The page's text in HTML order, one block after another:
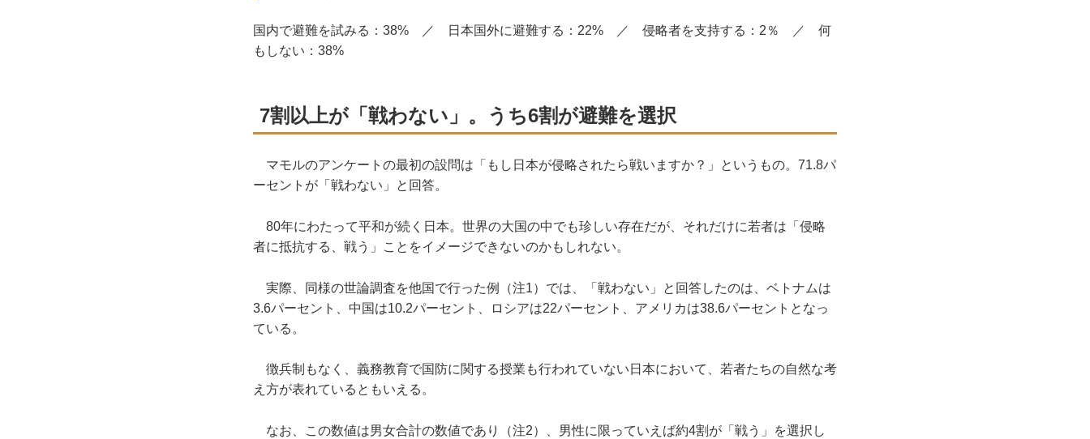
国内で避難を試みる：38% ／ 日本国外に避難する：22% ／ 侵略者を支持する：2％ ／ 何
もしない：38%
7割以上が「戦わない」。うち6割が避難を選択
マモルのアンケートの最初の設問は「もし日本が侵略されたら戦いますか？」というもの。71.8パ
ーセントが「戦わない」と回答。
80年にわたって平和が続く日本。世界の大国の中でも珍しい存在だが、それだけに若者は「侵略
者に抵抗する、戦う」ことをイメージできないのかもしれない。
実際、同様の世論調査を他国で行った例（注1）では、「戦わない」と回答したのは、ベトナムは
3.6パーセント、中国は10.2パーセント、ロシアは22パーセント、アメリカは38.6パーセントとなっ
ている。
徴兵制もなく、義務教育で国防に関する授業も行われていない日本において、若者たちの自然な考
え方が表れているともいえる。
なお、この数値は男女合計の数値であり（注2）、男性に限っていえば約4割が「戦う」を選択し